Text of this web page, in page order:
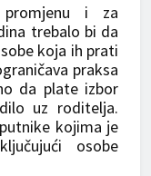
promjenu i za
trebalo bi da
koja ih prati
praksa
da plate izbor
uz roditelja.
kojima je
osobe